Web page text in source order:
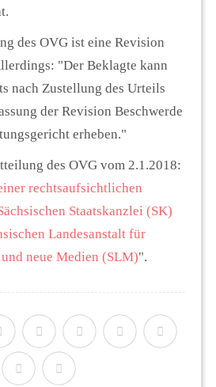
des OVG ist eine Revision
"Der Beklagte kann
nach Zustellung des Urteils
der Revision Beschwerde
erheben."
des OVG vom 2.1.2018:
rechtsaufsichtlichen
Staatskanzlei (SK)
Landesanstalt für
neue Medien (SLM)".